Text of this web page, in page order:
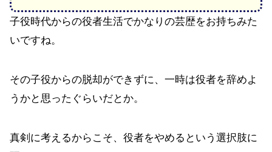
子役時代からの役者生活でかなりの芸歴をお持ちみた
いですね。
その子役からの脱却ができずに、一時は役者を辞めよ
うかと思ったぐらいだとか。
真剣に考えるからこそ、役者をやめるという選択肢に